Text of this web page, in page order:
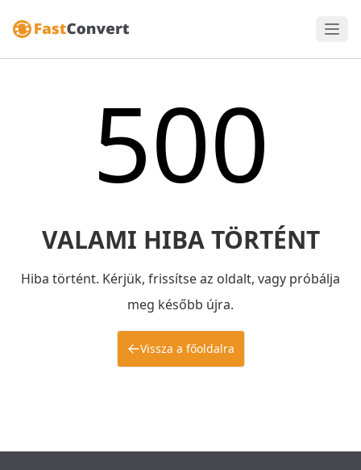
500
VALAMI HIBA TÖRTÉNT
Hiba történt. Kérjük, frissítse az oldalt, vagy próbálja
meg később újra.
Vissza a főoldalra